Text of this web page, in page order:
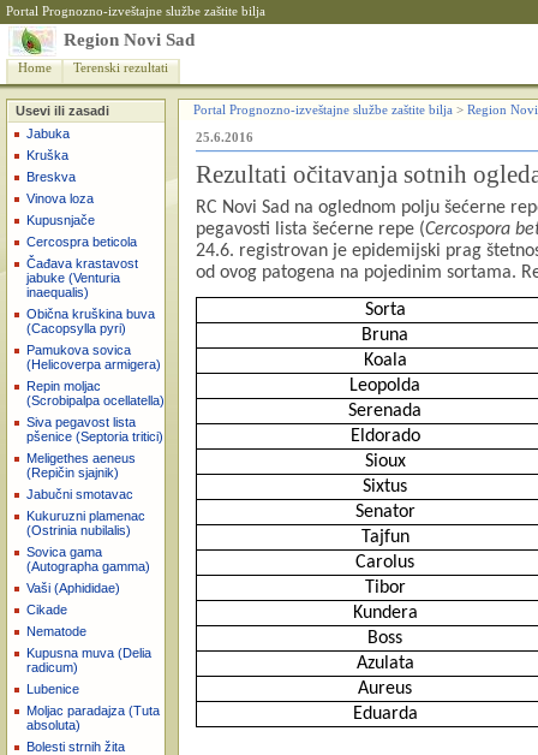
Portal Prognozno-izveštajne službe zaštite bilja
Region Novi Sad
Home Terenski rezultati
Usevi ili zasadi
Jabuka
Kruška
Breskva
Vinova loza
Kupusnjače
Cercospra beticola
Čađava krastavost
jabuke (Venturia
inaequalis)
Obična kruškina buva
(Cacopsylla pyri)
Pamukova sovica
(Helicoverpa armigera)
Repin moljac
(Scrobipalpa ocellatella)
Siva pegavost lista
pšenice (Septoria tritici)
Meligethes aeneus
(Repičin sjajnik)
Jabučni smotavac
Kukuruzni plamenac
(Ostrinia nubilalis)
Sovica gama
(Autographa gamma)
Vaši (Aphididae)
Cikade
Nematode
Kupusna muva (Delia
radicum)
Lubenice
Moljac paradajza (Tuta
absoluta)
Bolesti strnih žita
Portal Prognozno-izveštajne službe zaštite bilja > Region
25.6.2016
Rezultati očitavanja sotnih
RC Novi Sad na oglednom polju šećerne
pegavosti lista šećerne repe (Cercospora
24.6. registrovan je epidemijski prag
od ovog patogena na pojedinim sortama.
Sorta
Bruna
Koala
Leopolda
Serenada
Eldorado
Sioux
Sixtus
Senator
Tajfun
Carolus
Tibor
Kundera
Boss
Azulata
Aureus
Eduarda